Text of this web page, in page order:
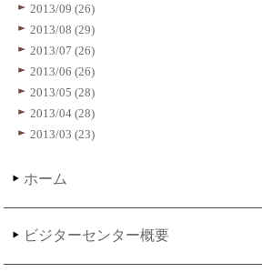
2013/09 (26)
2013/08 (29)
2013/07 (26)
2013/06 (26)
2013/05 (28)
2013/04 (28)
2013/03 (23)
ホーム
ビジターセンター概要